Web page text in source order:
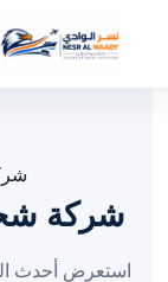
شركة
استعرض أحدث